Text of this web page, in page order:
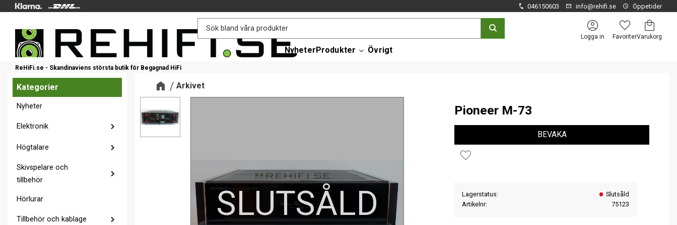
046150603 info@rehifi.se Öppetider
ReHiFi.se - Skandinaviens största butik för Begagnad HiFi
Logga in
Favoriter
Kundvagn
NyheterProdukter Övrigt
Arkivet
Pioneer M-73
SLUTSÅLD
Lägg till i favoriter
BEVAKA
Lagerstatus
Slutsåld
Artikelnr
75123
Kategorier
Nyheter
Elektronik
Högtalare
Skivspelare och
tillbehör
Hörlurar
Tillbehör och kablage